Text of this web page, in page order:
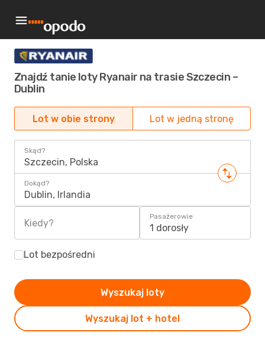
Znajdź tanie loty Ryanair na trasie Szczecin –
Dublin
Lot w obie strony Lot w jedną stronę
Skąd?
Szczecin, Polska
Dokąd?
Dublin, Irlandia
Kiedy?
Pasażerowie
1 dorosły
Lot bezpośredni
Wyszukaj loty
Wyszukaj lot + hotel